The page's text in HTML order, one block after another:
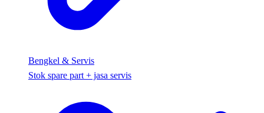
Bengkel & Servis
Stok spare part + jasa servis